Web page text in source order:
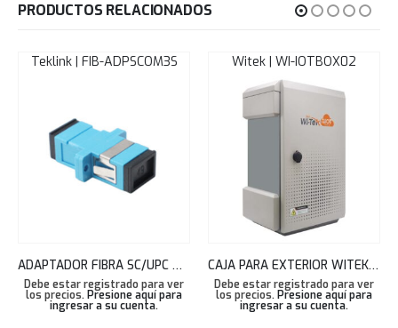
PRODUCTOS RELACIONADOS
Teklink | FIB-ADPSCOM3S
ADAPTADOR FIBRA SC/UPC MM OM3 SIMPLEX COLOR TURQUESA TEKLINK
Debe estar registrado para ver
los precios. Presione aquí para
ingresar a su cuenta.
Witek | WI-IOTBOX02
CAJA PARA EXTERIOR WITEK SMART IOT BOX(02) 40X60X25CM WI-IOTBOX02
Debe estar registrado para ver
los precios. Presione aquí para
ingresar a su cuenta.